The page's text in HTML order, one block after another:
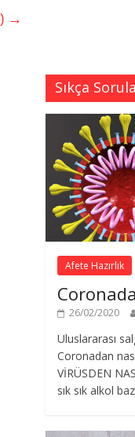
→
Sıkça
Afete Hazırlık
26/02/2020
Uluslararası
Coronadan
VİRÜSDEN
sık sık alkol